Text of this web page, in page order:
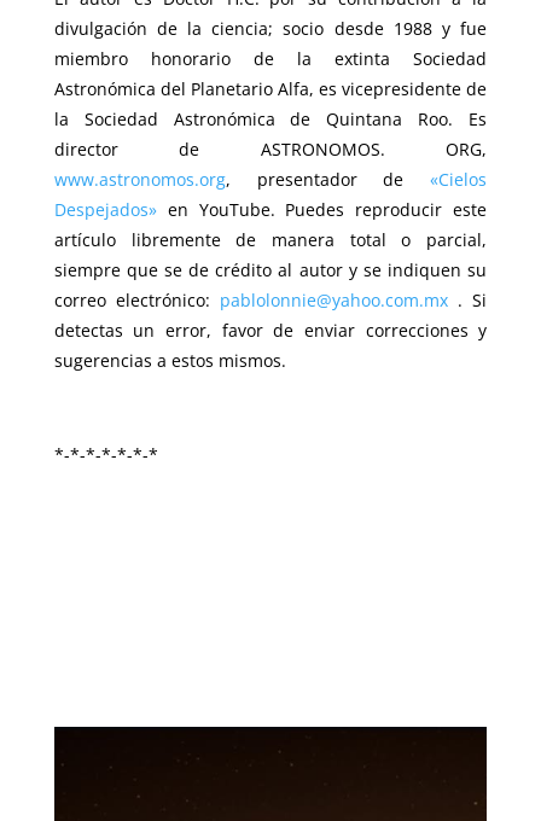
divulgación de la ciencia; socio desde 1988 y fue
miembro honorario de la extinta Sociedad
Astronómica del Planetario Alfa, es vicepresidente de
la Sociedad Astronómica de Quintana Roo. Es
director de ASTRONOMOS. ORG,
www.astronomos.org, presentador de«Cielos
Despejados»en YouTube. Puedes reproducir este
artículo libremente de manera total o parcial,
siempre que se de crédito al autor y se indiquen su
correo electrónico: pablolonnie@yahoo.com.mx . Si
detectas un error, favor de enviar correcciones y
sugerencias a estos mismos.
*-*-*-*-*-*-*